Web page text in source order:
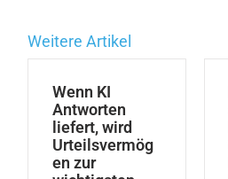
Weitere Artikel
Wenn KI
Antworten
liefert, wird
Urteilsvermög
en zur